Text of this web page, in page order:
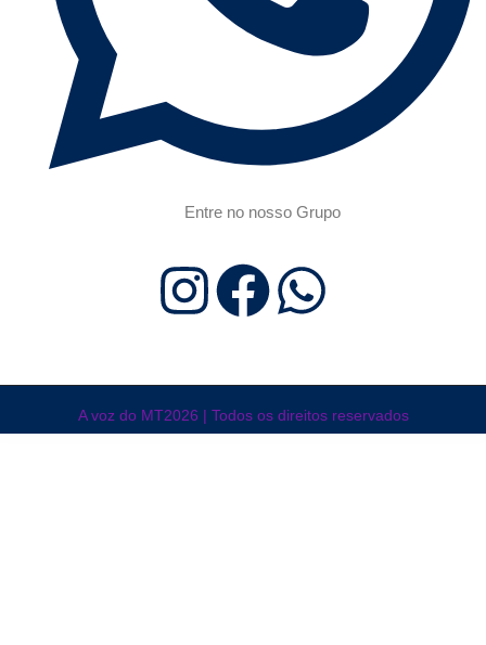
Entre no nosso Grupo
A voz do MT2026 | Todos os direitos reservados